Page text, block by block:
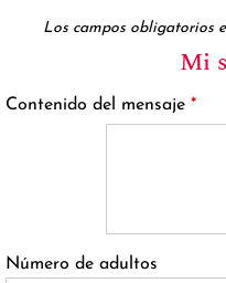
Los campos obligatorios
Mi
Contenido del mensaje *
Número de adultos